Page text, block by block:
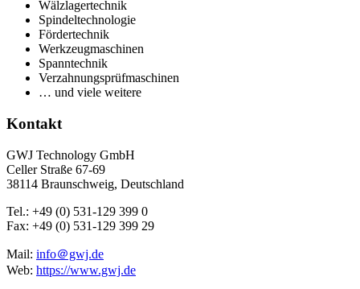
Wälzlagertechnik
Spindeltechnologie
Fördertechnik
Werkzeugmaschinen
Spanntechnik
Verzahnungsprüfmaschinen
… und viele weitere
Kontakt
GWJ Technology GmbH
Celler Straße 67-69
38114 Braunschweig, Deutschland
Tel.: +49 (0) 531-129 399 0
Fax: +49 (0) 531-129 399 29
Mail: info＠gwj.de
Web: https://www.gwj.de